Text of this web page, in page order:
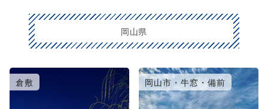
岡山県
倉敷 岡山市・牛窓・備前